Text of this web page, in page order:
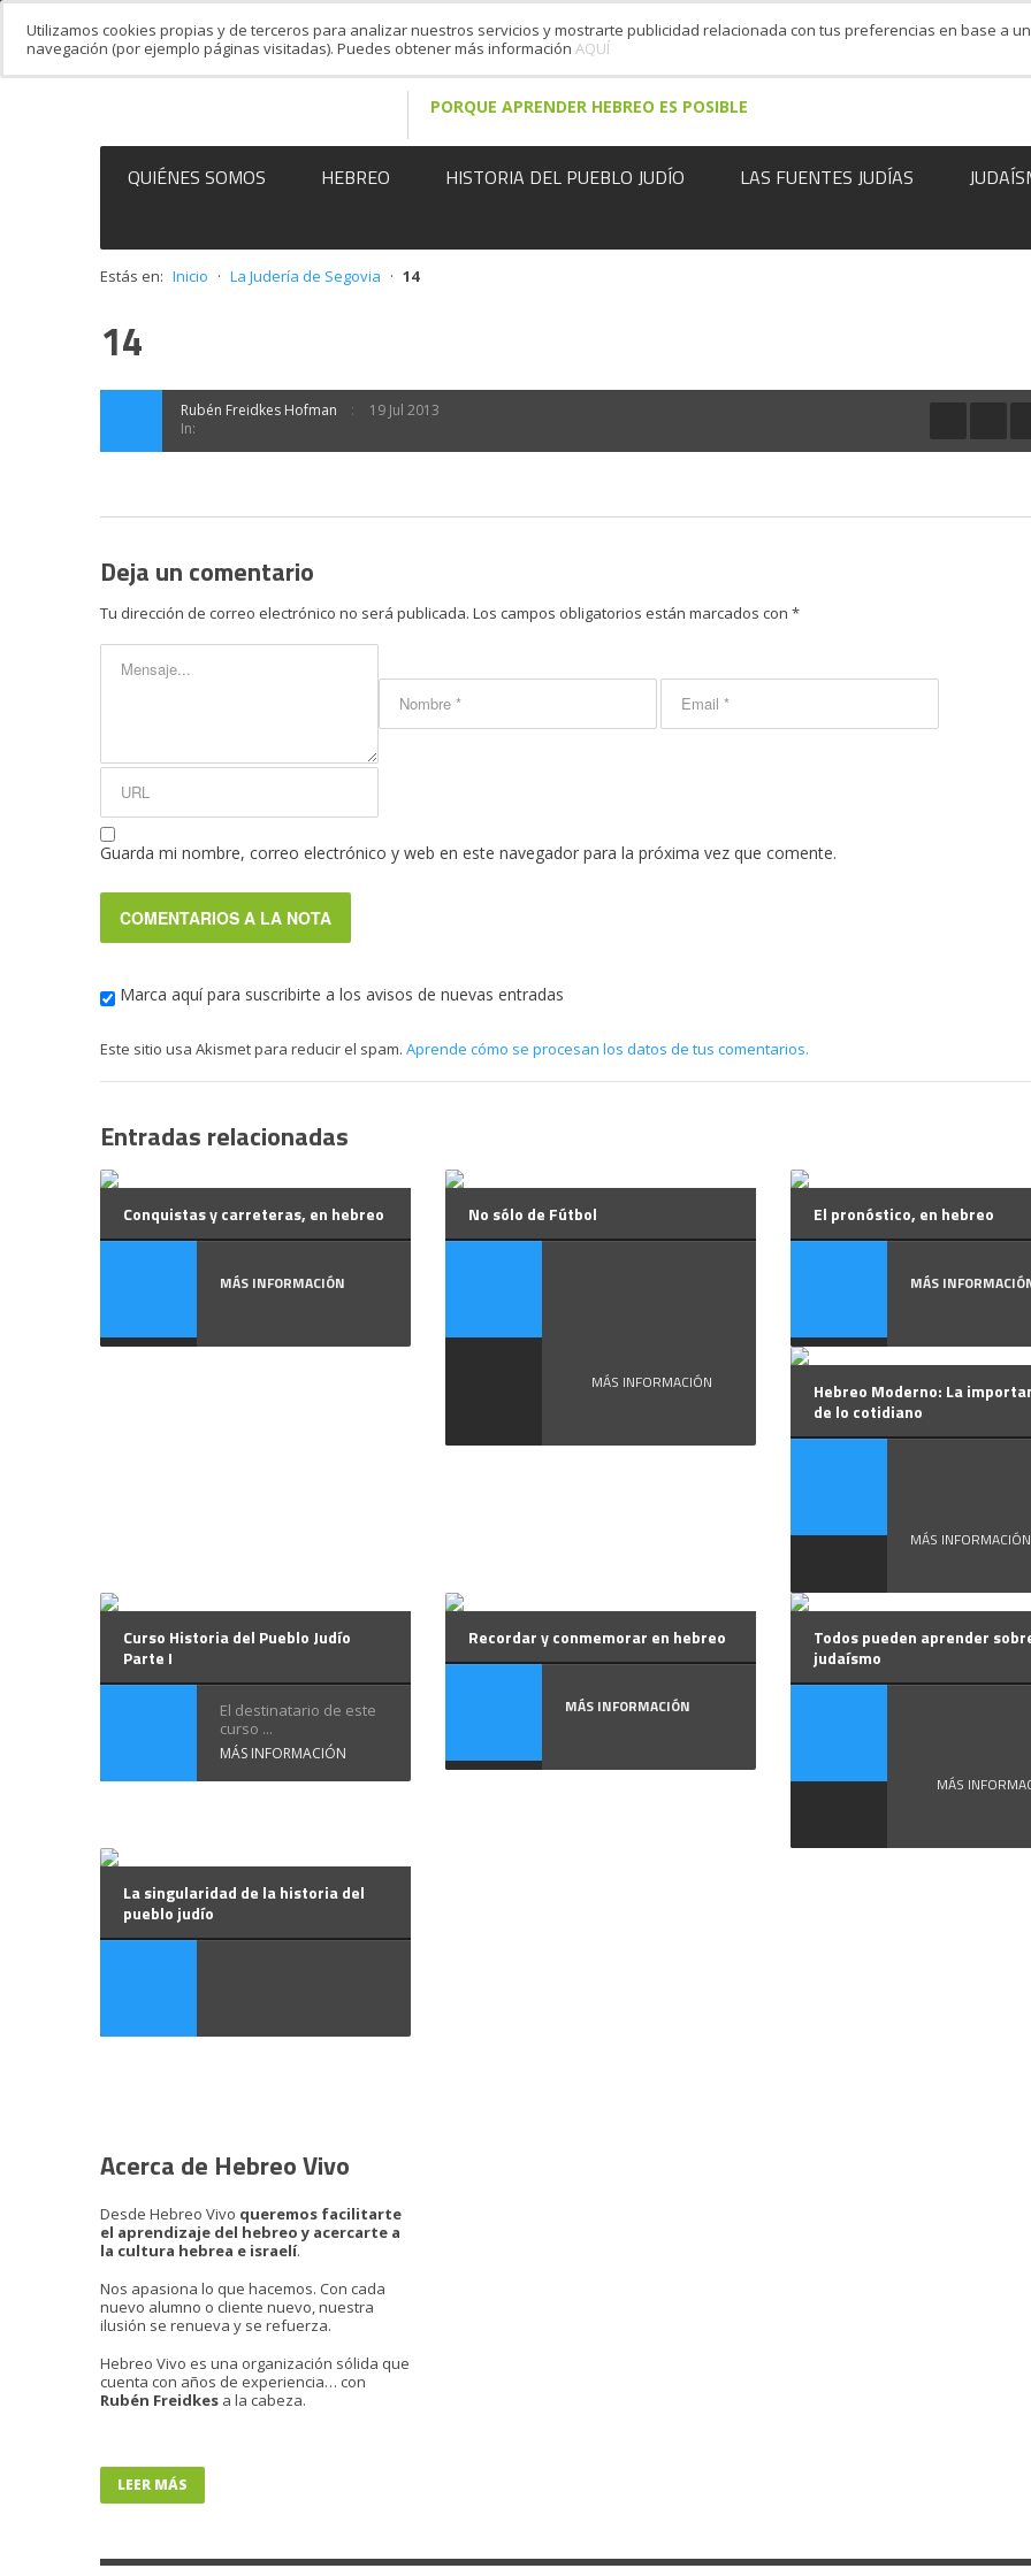
PORQUE APRENDER HEBREO ES POSIBLE
QUIÉNES SOMOS HEBREO HISTORIA DEL PUEBLO JUDÍO LAS FUENTES JUDÍAS
Estás en: Inicio · La Judería de Segovia · 14
14
Rubén Freidkes Hofman
19 Jul 2013
In:
Deja un comentario
Tu dirección de correo electrónico no será publicada. Los campos obligatorios están marcados con *
Guarda mi nombre, correo electrónico y web en este navegador para la próxima vez que comente.
Marca aquí para suscribirte a los avisos de nuevas entradas
Este sitio usa Akismet para reducir el spam. Aprende cómo se procesan los datos de tus comentarios.
Entradas relacionadas
Conquistas y carreteras, en hebreo
MÁS INFORMACIÓN
No sólo de Fútbol
MÁS INFORMACIÓN
El pronóstico, en hebreo
MÁS
Hebreo Moderno: La
de lo cotidiano
MÁS INFORMACIÓN
Curso Historia del Pueblo Judío
Parte I
El destinatario de este
curso ...
MÁS INFORMACIÓN
Recordar y conmemorar en hebreo
MÁS INFORMACIÓN
Todos pueden aprender
judaísmo
MÁS
La singularidad de la historia del
pueblo judío
Acerca de Hebreo Vivo
Desde Hebreo Vivo queremos facilitarte
el aprendizaje del hebreo y acercarte a
la cultura hebrea e israelí.
Nos apasiona lo que hacemos. Con cada
nuevo alumno o cliente nuevo, nuestra
ilusión se renueva y se refuerza.
Hebreo Vivo es una organización sólida que
cuenta con años de experiencia… con
Rubén Freidkes a la cabeza.
LEER MÁS
Utilizamos cookies propias y de terceros para analizar nuestros servicios y mostrarte publicidad relacionada con tus preferencias en base a
navegación (por ejemplo páginas visitadas). Puedes obtener más información AQUÍ